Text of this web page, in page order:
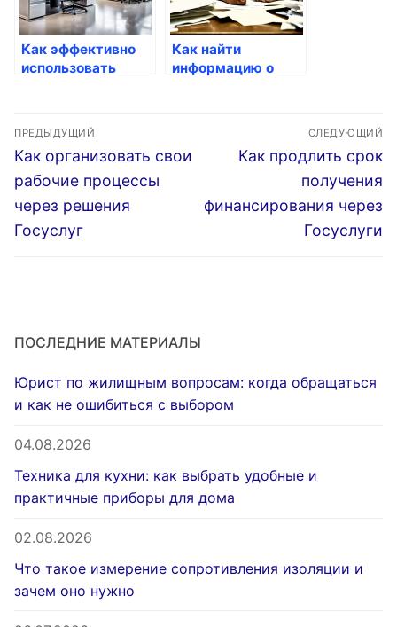
Как эффективно
использовать
Как найти
информацию о
Навигация
по
записям
ПРЕДЫДУЩИЙ
Предыдущая
запись:
Как организовать свои
рабочие процессы
через решения
Госуслуг
СЛЕДУЮЩИЙ
Следующая
Как продлить срок
получения
финансирования через
Госуслуги
ПОСЛЕДНИЕ МАТЕРИАЛЫ
Юрист по жилищным вопросам: когда обращаться
и как не ошибиться с выбором
04.08.2026
Техника для кухни: как выбрать удобные и
практичные приборы для дома
02.08.2026
Что такое измерение сопротивления изоляции и
зачем оно нужно